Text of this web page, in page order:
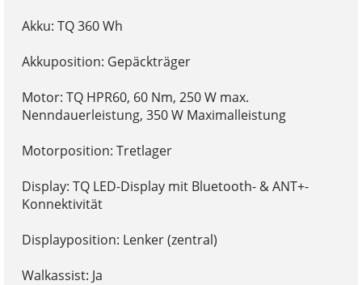
Akku: TQ 360 Wh
Akkuposition: Gepäckträger
Motor: TQ HPR60, 60 Nm, 250 W max.
Nenndauerleistung, 350 W Maximalleistung
Motorposition: Tretlager
Display: TQ LED-Display mit Bluetooth- & ANT+-
Konnektivität
Displayposition: Lenker (zentral)
Walkassist: Ja